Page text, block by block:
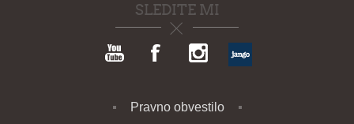
SLEDITE MI
Pravno obvestilo